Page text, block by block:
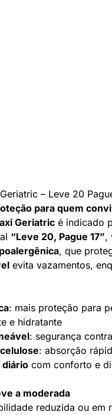
– Leve 20
para quem
Geriatric é indicado
“Leve 20, Pague 17”,
, que
evita vazamentos,
: mais proteção para
e hidratante
: segurança
: absorção
diário com conforto e
a moderada
reduzida ou em